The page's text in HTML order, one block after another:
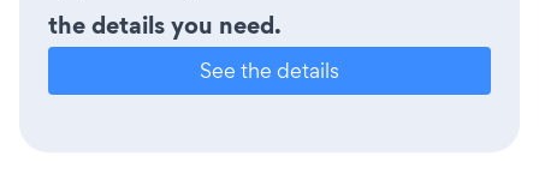
the details you need.
See the details